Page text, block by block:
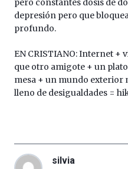
pero constantes dosis de
depresión pero que
profundo.
EN CRISTIANO: Internet
que otro amigote + un
mesa + un mundo exterior
lleno de desigualdades =
silvia